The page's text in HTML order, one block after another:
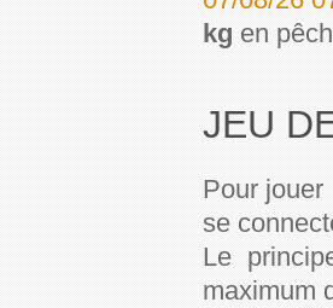
kgen
JEU
Pour
se
Le
maximum